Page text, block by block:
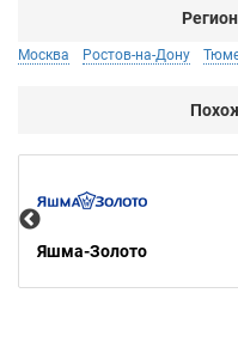
Москва Ростов-на-Дону
Яшма-Золото